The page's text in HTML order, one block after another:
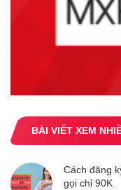
BÀI VIẾT XEM
Cách đăng
gọi chỉ 90K